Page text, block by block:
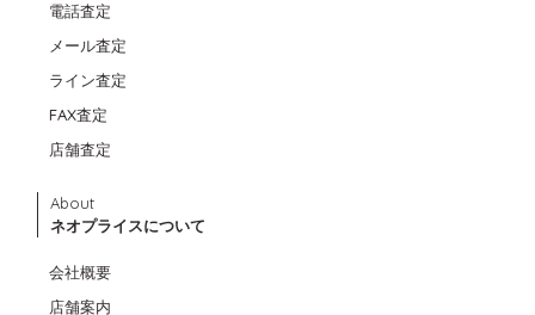
電話査定
メール査定
ライン査定
FAX査定
店舗査定
About
ネオプライスについて
会社概要
店舗案内